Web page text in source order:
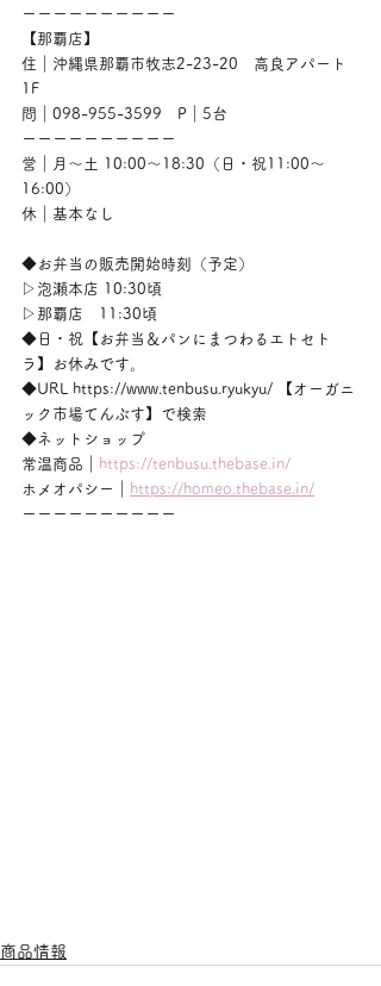
ーーーーーーーーーー
【那覇店】
住｜沖縄県那覇市牧志2-23-20　高良アパート
1F
問｜098-955-3599　P｜5台
ーーーーーーーーーー
営｜月〜土 10:00〜18:30（日・祝11:00〜
16:00）
休｜基本なし
◆お弁当の販売開始時刻（予定）
▷泡瀬本店 10:30頃
▷那覇店　11:30頃
◆日・祝【お弁当＆パンにまつわるエトセト
ラ】お休みです。
◆URL https://www.tenbusu.ryukyu/ 【オーガニ
ック市場てんぶす】で検索
◆ネットショップ
常温商品｜
https://tenbusu.thebase.in/
ホメオパシー｜
https://homeo.thebase.in/
ーーーーーーーーーー
商品情報